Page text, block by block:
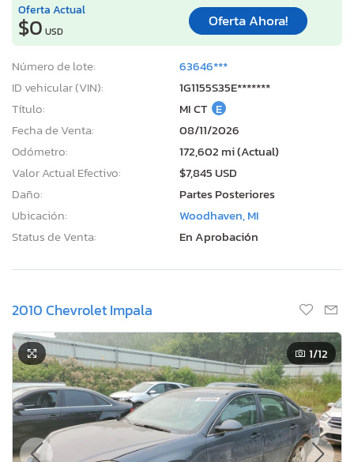
Oferta Actual
$0 USD
Oferta Ahora!
Número de lote:
63646***
ID vehicular (VIN):
1G1155S35E*******
Título:
MI CT E
Fecha de Venta:
08/11/2026
Odómetro:
172,602 mi (Actual)
Valor Actual Efectivo:
$7,845 USD
Daño:
Partes Posteriores
Ubicación:
Woodhaven, MI
Status de Venta:
En Aprobación
2010 Chevrolet Impala
1/12